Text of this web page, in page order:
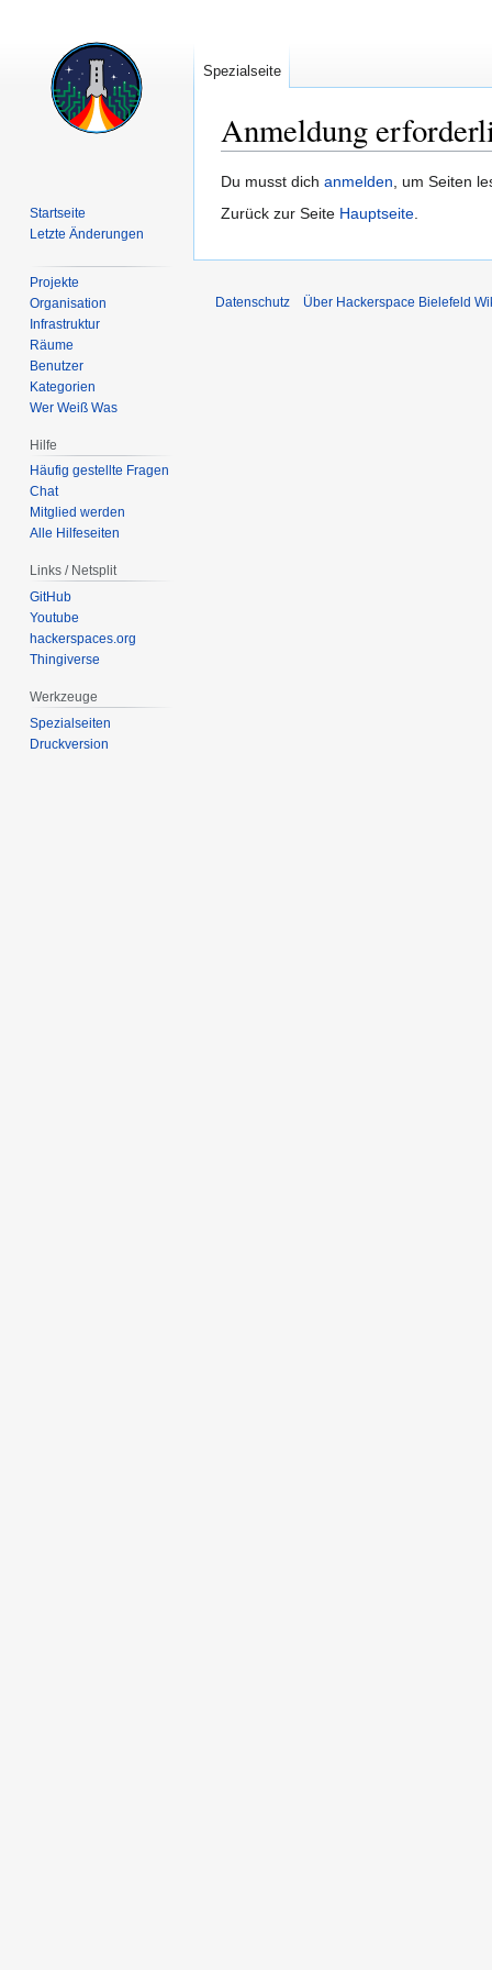
Anmeldung
Zur
Navigation
Zur
Suche
Du musst dich anmelden, um Seiten
Zurück zur Seite Hauptseite.
Spezialseite
Startseite
Letzte Änderungen
Projekte
Organisation
Infrastruktur
Räume
Benutzer
Kategorien
Wer Weiß Was
Hilfe
Häufig gestellte Fragen
Chat
Mitglied werden
Alle Hilfeseiten
Links / Netsplit
GitHub
Youtube
hackerspaces.org
Thingiverse
Werkzeuge
Spezialseiten
Druckversion
Datenschutz Über Hackerspace Bielefeld